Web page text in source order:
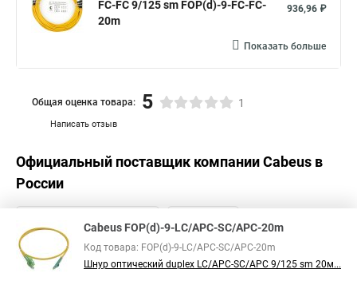
FC-FC 9/125 sm FOP(d)-9-FC-FC-
20m
936,96 ₽
Показать больше
Написать отзыв
Общая оценка товара: 5 1
Официальный поставщик компанииCabeus в
России
Cabeus FOP(d)-9-LC/APC-SC/APC-20m
Код товара: FOP(d)-9-LC/APC-SC/APC-20m
Шнур оптический duplex LC/APC-SC/APC 9/125 sm 20м...